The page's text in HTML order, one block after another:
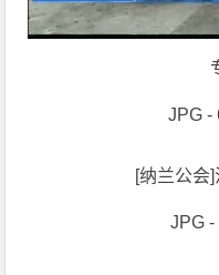
JPG -
[纳兰公会
JPG -